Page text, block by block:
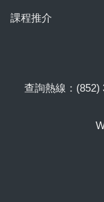
課程推介
查詢熱線：(852)